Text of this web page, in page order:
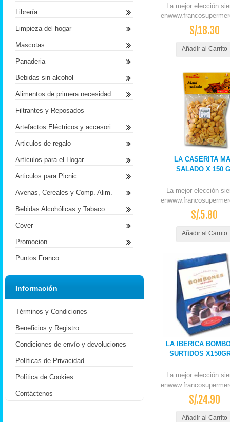
La mejor elección
S/.18.30
Añadir al Carrito
LA CASERITA
SALADO X 150
La mejor elección
S/.5.80
Añadir al Carrito
LA IBERICA
SURTIDOS
La mejor elección
S/.24.90
Añadir al Carrito
Librería
Limpieza del hogar
Mascotas
Panaderia
Bebidas sin alcohol
Alimentos de primera necesidad
Filtrantes y Reposados
Artefactos Eléctricos y accesori
Articulos de regalo
Artículos para el Hogar
Articulos para Picnic
Avenas, Cereales y Comp. Alim.
Bebidas Alcohólicas y Tabaco
Cover
Promocion
Puntos Franco
Información
Términos y Condiciones
Beneficios y Registro
Condiciones de envío y devoluciones
Políticas de Privacidad
Política de Cookies
Contáctenos